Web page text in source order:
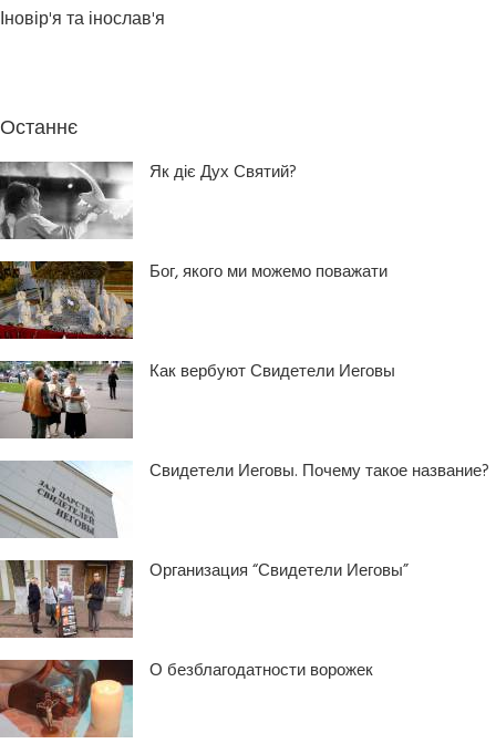
Іновір'я та інослав'я
Останнє
Як діє Дух Святий?
Бог, якого ми можемо поважати
Как вербуют Свидетели Иеговы
Свидетели Иеговы. Почему такое название?
Организация “Свидетели Иеговы”
О безблагодатности ворожек